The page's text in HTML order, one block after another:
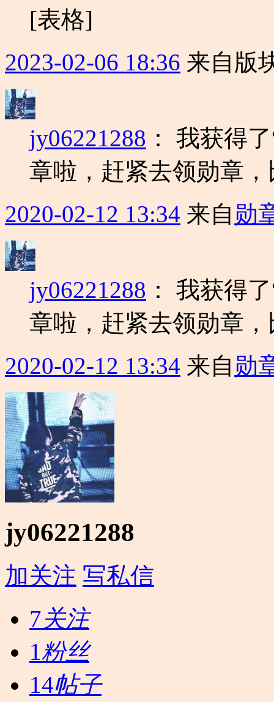
[表格]
2023-02-06 18:36 来自版
jy06221288 ： 我获得
章啦，赶紧去领勋章
2020-02-12 13:34 来自 勋
jy06221288 ： 我获得
章啦，赶紧去领勋章
2020-02-12 13:34 来自 勋
jy06221288
加关注 写私信
7关注
1粉丝
14帖子